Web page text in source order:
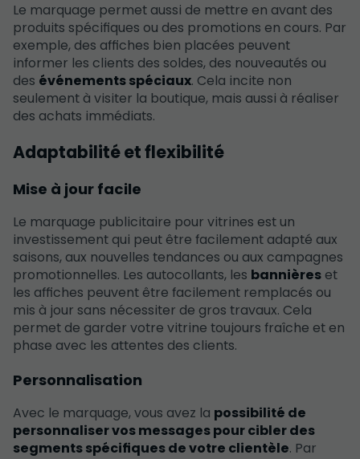
Le marquage permet aussi de mettre en avant des
produits spécifiques ou des promotions en cours. Par
exemple, des affiches bien placées peuvent
informer les clients des soldes, des nouveautés ou
des événements spéciaux. Cela incite non
seulement à visiter la boutique, mais aussi à réaliser
des achats immédiats.
Adaptabilité et flexibilité
Mise à jour facile
Le marquage publicitaire pour vitrines est un
investissement qui peut être facilement adapté aux
saisons, aux nouvelles tendances ou aux campagnes
promotionnelles. Les autocollants, les bannières et
les affiches peuvent être facilement remplacés ou
mis à jour sans nécessiter de gros travaux. Cela
permet de garder votre vitrine toujours fraîche et en
phase avec les attentes des clients.
Personnalisation
Avec le marquage, vous avez la possibilité de
personnaliser vos messages pour cibler des
segments spécifiques de votre clientèle. Par